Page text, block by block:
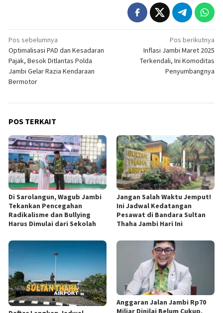
Navigasi
pos
Pos sebelumnya
Optimalisasi PAD dan Kesadaran
Pajak, Besok Ditlantas Polda
Jambi Gelar Razia Kendaraan
Bermotor
Pos berikutnya
Inflasi Jambi Maret 2025
Terkendali, Ini Komoditas
Penyumbangnya
POS TERKAIT
Di Sarolangun, Wagub Jambi
Tekankan Pencegahan
Radikalisme dan Bullying
Harus Dimulai dari Sekolah
Jangan Salah Waktu Jemput!
Ini Jadwal Kedatangan
Pesawat di Bandara Sultan
Thaha Jambi Hari Ini
Anggaran Jalan Jambi Rp70